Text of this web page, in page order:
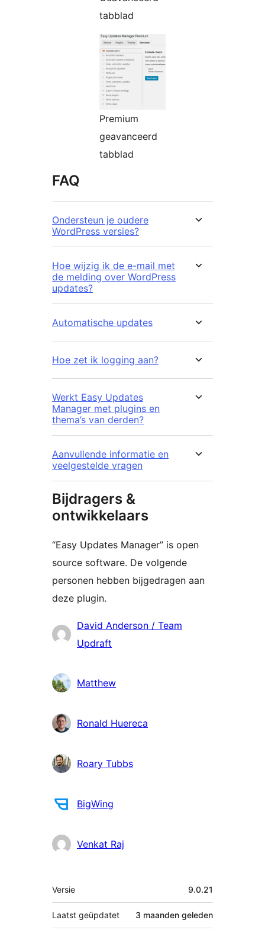
tabblad
Premium
geavanceerd
tabblad
FAQ
Ondersteun je oudere
WordPress versies?
Hoe wijzig ik de e-mail met
de melding over WordPress
updates?
Automatische updates
Hoe zet ik logging aan?
Werkt Easy Updates
Manager met plugins en
thema’s van derden?
Aanvullende informatie en
veelgestelde vragen
Bijdragers &
ontwikkelaars
“Easy Updates Manager” is open
source software. De volgende
personen hebben bijgedragen aan
deze plugin.
BijdragersDavid Anderson / Team
Updraft
Matthew
Ronald Huereca
Roary Tubbs
BigWing
Venkat Raj
Meta
Versie 9.0.21
Laatst geüpdatet 3 maanden geleden